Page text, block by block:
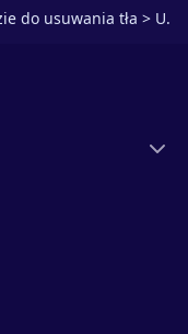
do usuwania tła > Usuń tło z obrazu